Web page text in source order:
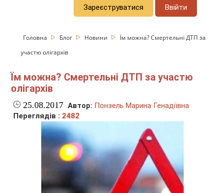
Зареєструватися Ввійти
Головна Блог Новини
Їм можна? Смертельні ДТП за
участю олігархів
Їм можна? Смертельні ДТП за участю
олігархів
25.08.2017 Автор: Понзель Марина Генадіївна
Переглядів : 2482